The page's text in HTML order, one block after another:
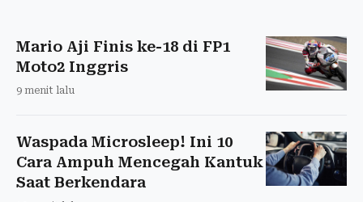
Mario Aji Finis ke-18 di FP1
Moto2 Inggris
9 menit lalu
Waspada Microsleep! Ini 10
Cara Ampuh Mencegah Kantuk
Saat Berkendara